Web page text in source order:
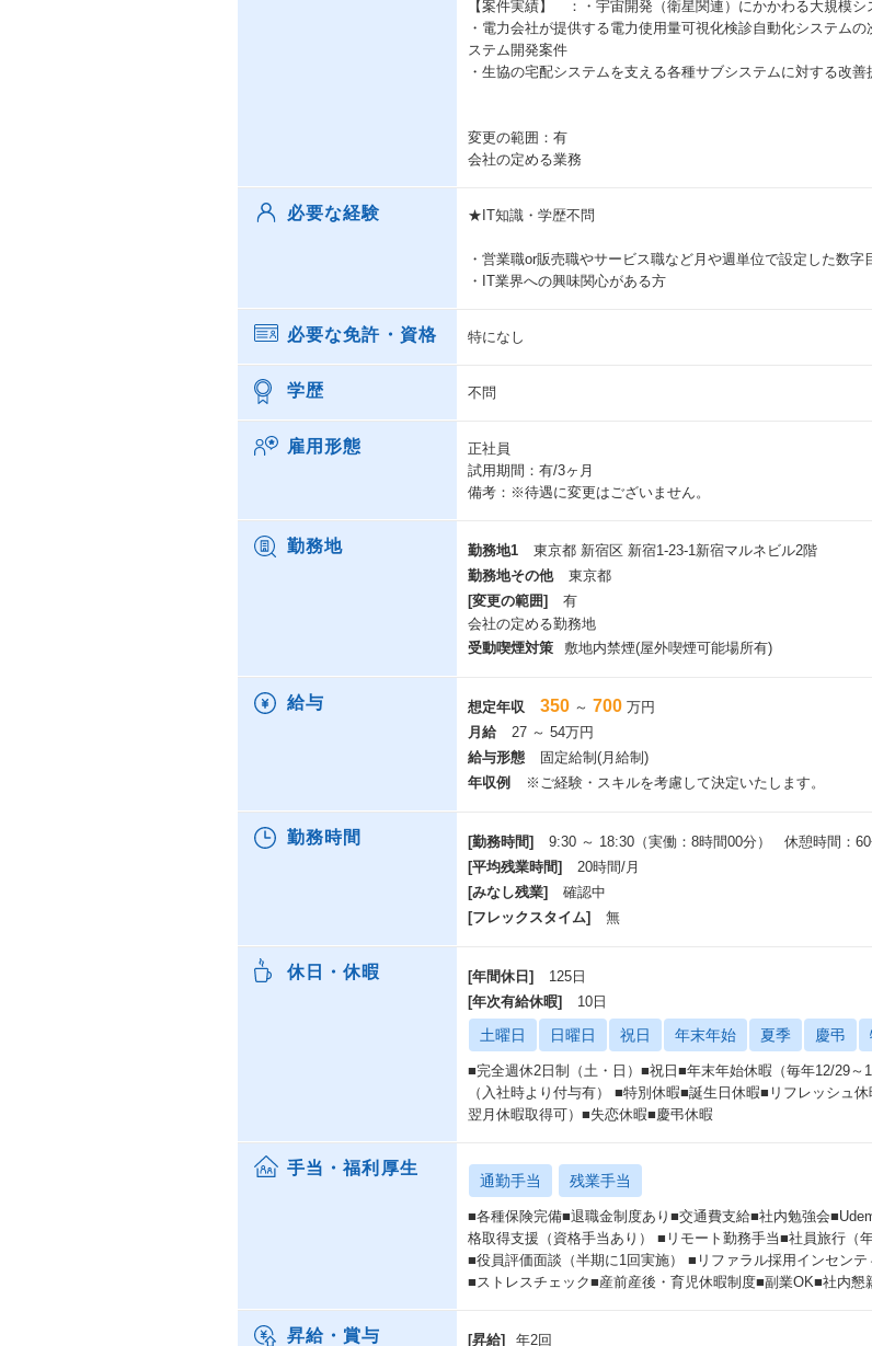
【案件実績】 ：・宇宙開発（衛星関連）にかかわる大規模
・電力会社が提供する電力使用量可視化検診自動化システム
ステム開発案件
・生協の宅配システムを支える各種サブシステムに対する改
変更の範囲：有
会社の定める業務
必要な経験 ★IT知識・学歴不問
・営業職or販売職やサービス職など月や週単位で設定した数
・IT業界への興味関心がある方
必要な免許・資格 特になし
学歴 不問
雇用形態
正社員
試用期間：有/3ヶ月
備考：※待遇に変更はございません。
勤務地 勤務地1
東京都 新宿区 新宿1-23-1新宿マルネビル2階
勤務地その他
東京都
[変更の範囲]
有
会社の定める勤務地
受動喫煙対策
敷地内禁煙(屋外喫煙可能場所有)
給与 想定年収 350 ～ 700 万円
月給
27 ～ 54万円
給与形態
固定給制(月給制)
年収例
※ご経験・スキルを考慮して決定いたします。
勤務時間 [勤務時間]
9:30 ～ 18:30（実働：8時間00分） 休憩時間：
[平均残業時間]
20時間/月
[みなし残業]
確認中
[フレックスタイム]
無
休日・休暇 [年間休日]
125日
[年次有給休暇]
10日
土曜日 日曜日 祝日 年末年始 夏季 慶弔
■完全週休2日制（土・日）■祝日■年末年始休暇（毎年12/29
（入社時より付与有） ■特別休暇■誕生日休暇■リフレッシュ
翌月休暇取得可）■失恋休暇■慶弔休暇
手当・福利厚生
通勤手当 残業手当
■各種保険完備■退職金制度あり■交通費支給■社内勉強会
格取得支援（資格手当あり） ■リモート勤務手当■社員旅行（
■役員評価面談（半期に1回実施） ■リファラル採用インセン
■ストレスチェック■産前産後・育児休暇制度■副業OK■社内懇
昇給・賞与 [昇給]
年2回